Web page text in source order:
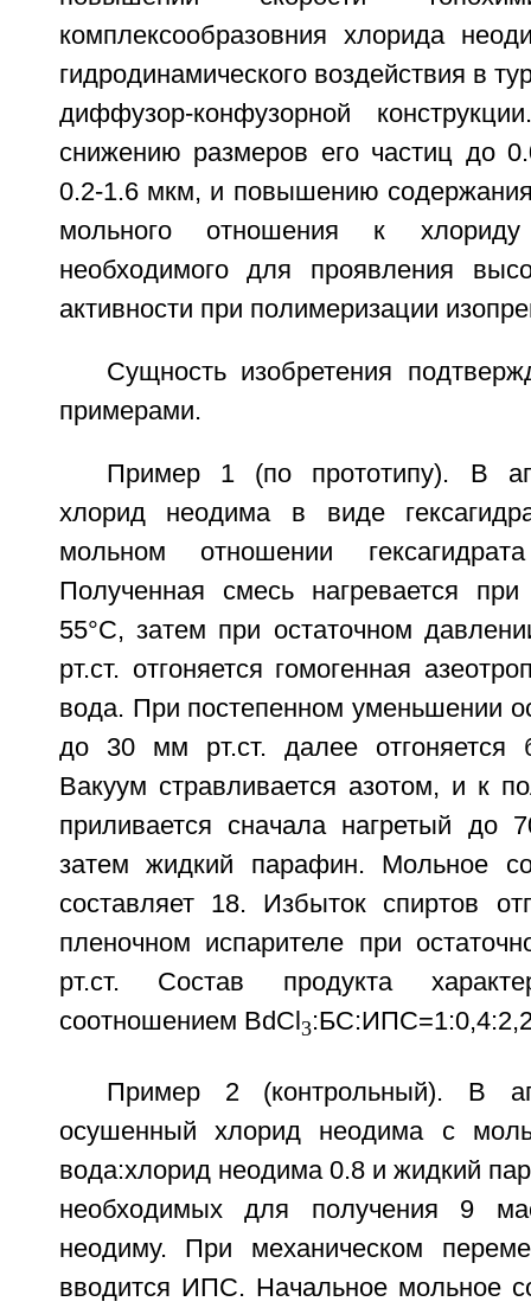
комплексообразовния хлорида
гидродинамического воздействия в
диффузор-конфузорной
снижению размеров его частиц до
0.2-1.6 мкм, и повышению
мольного отношения к
необходимого для проявления
активности при полимеризации
Сущность изобретения
примерами.
Пример 1 (по прототипу). В
хлорид неодима в виде
мольном отношении
Полученная смесь нагревается
55°С, затем при остаточном
рт.ст. отгоняется гомогенная
вода. При постепенном уменьшении
до 30 мм рт.ст. далее отгоняется
Вакуум стравливается азотом, и к
приливается сначала нагретый до
затем жидкий парафин. Мольное
составляет 18. Избыток спиртов
пленочном испарителе при
рт.ст. Состав продукта
соотношением BdСl 3
Пример 2 (контрольный). В
осушенный хлорид неодима с
вода:хлорид неодима 0.8 и жидкий
необходимых для получения 9
неодиму. При механическом
вводится ИПС. Начальное мольное